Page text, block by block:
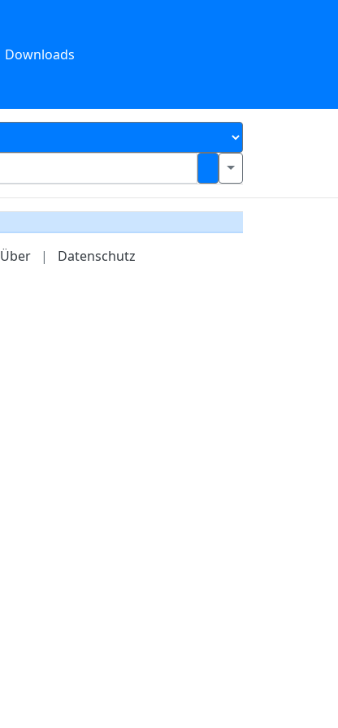
Downloads
Über | Datenschutz